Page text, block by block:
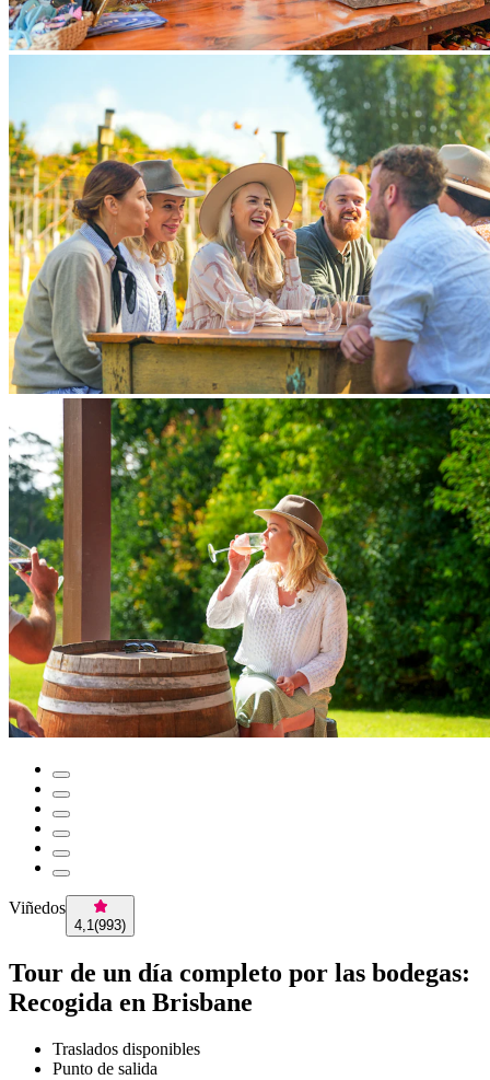
Viñedos
4,1(993)
Tour de un día completo por las bodegas:
Recogida en Brisbane
Traslados disponibles
Punto de salida